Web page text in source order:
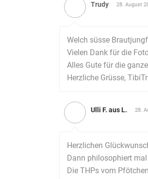
Trudy 28. August
Welch süsse
Vielen Dank für die
Alles Gute für die
Herzliche Grüsse,
Ulli F. aus L. 28.
Herzlichen
Dann philosophiert
Die THPs vom